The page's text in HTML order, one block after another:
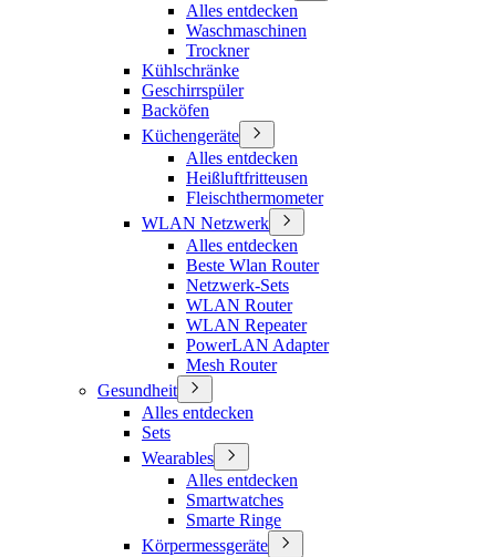
Alles entdecken
Waschmaschinen
Trockner
Kühlschränke
Geschirrspüler
Backöfen
Küchengeräte
Alles entdecken
Heißluftfritteusen
Fleischthermometer
WLAN Netzwerk
Alles entdecken
Beste Wlan Router
Netzwerk-Sets
WLAN Router
WLAN Repeater
PowerLAN Adapter
Mesh Router
Gesundheit
Alles entdecken
Sets
Wearables
Alles entdecken
Smartwatches
Smarte Ringe
Körpermessgeräte